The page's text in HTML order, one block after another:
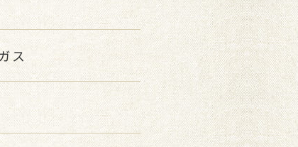
ス